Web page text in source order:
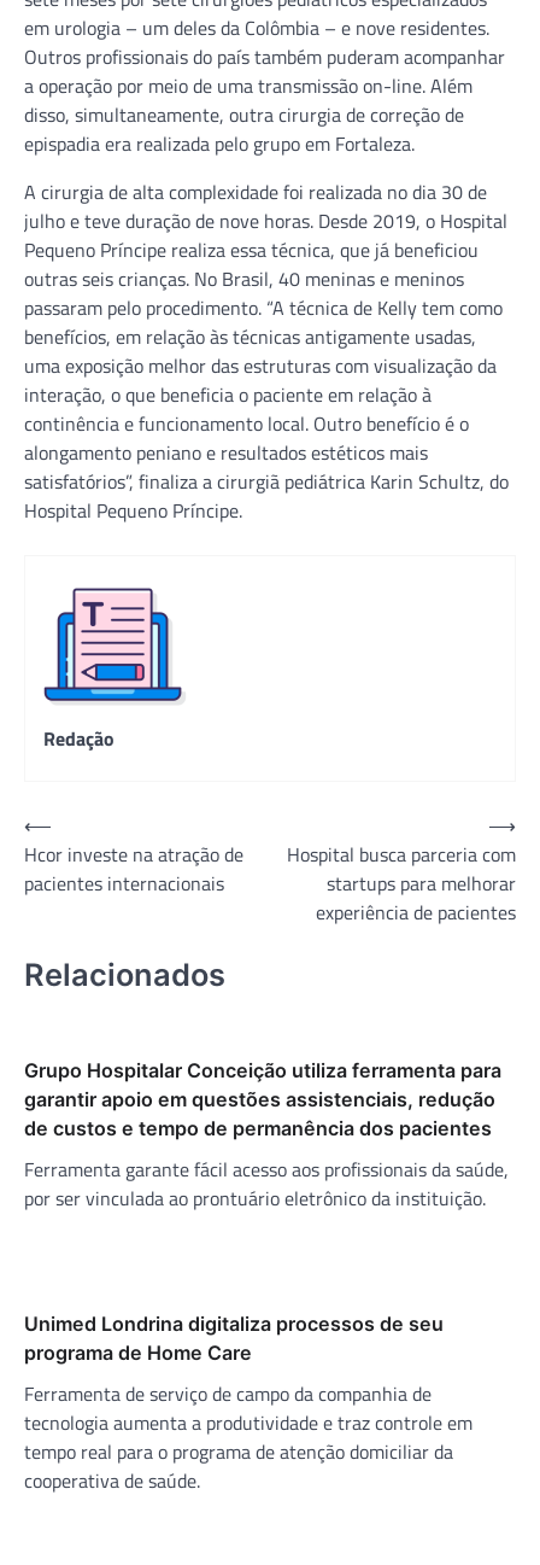
em urologia – um deles da Colômbia – e nove residentes.
Outros profissionais do país também puderam acompanhar
a operação por meio de uma transmissão on-line. Além
disso, simultaneamente, outra cirurgia de correção de
epispadia era realizada pelo grupo em Fortaleza.
A cirurgia de alta complexidade foi realizada no dia 30 de
julho e teve duração de nove horas. Desde 2019, o Hospital
Pequeno Príncipe realiza essa técnica, que já beneficiou
outras seis crianças. No Brasil, 40 meninas e meninos
passaram pelo procedimento. “A técnica de Kelly tem como
benefícios, em relação às técnicas antigamente usadas,
uma exposição melhor das estruturas com visualização da
interação, o que beneficia o paciente em relação à
continência e funcionamento local. Outro benefício é o
alongamento peniano e resultados estéticos mais
satisfatórios”, finaliza a cirurgiã pediátrica Karin Schultz, do
Hospital Pequeno Príncipe.
Redação
Navegação
de
Post
⟵
Hcor investe na atração de
pacientes internacionais
Hospital busca parceria com
startups para melhorar
experiência de pacientes
⟶
Relacionados
Grupo Hospitalar Conceição utiliza ferramenta para
garantir apoio em questões assistenciais, redução
de custos e tempo de permanência dos pacientes
Ferramenta garante fácil acesso aos profissionais da saúde,
por ser vinculada ao prontuário eletrônico da instituição.
Unimed Londrina digitaliza processos de seu
programa de Home Care
Ferramenta de serviço de campo da companhia de
tecnologia aumenta a produtividade e traz controle em
tempo real para o programa de atenção domiciliar da
cooperativa de saúde.